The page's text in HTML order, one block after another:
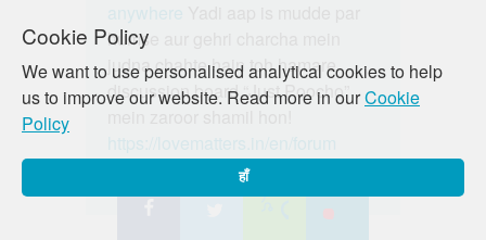
Cookie Policy
We want to use personalised analytical cookies to help
us to improve our website. Read more in ourCookie
Policy
हाँ
humse aur gehri charcha mein
judna chahte hain toh hamare
discussion board “Just Poocho”